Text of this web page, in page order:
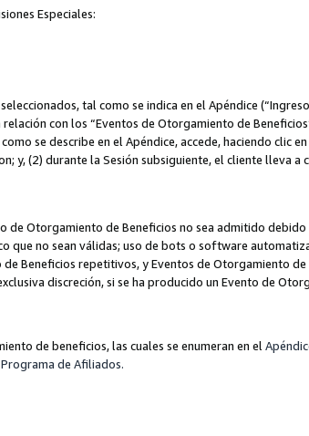
Especiales:
tal como se indica en el Apéndice
con los “Eventos de Otorgamiento de
se describe en el Apéndice, accede, haciendo clic en
y, (2) durante la Sesión subsiguiente, el cliente lleva
de Otorgamiento de Beneficios no sea admitido
no sean válidas; uso de bots o software
Beneficios repetitivos, y Eventos de Otorgamiento
discreción, si se ha producido un Evento de
de beneficios, las cuales se enumeran en el
de Afiliados.